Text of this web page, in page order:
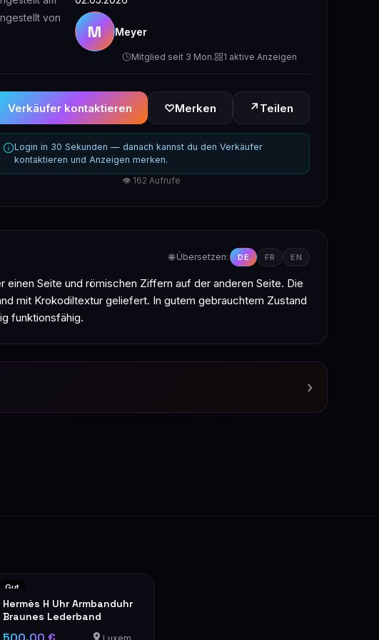
von
M Meyer
Mitglied seit 3 Mon. 1 aktive Anzeigen
Verkäufer kontaktieren ♡Merken ↗ Teilen
Login in 30 Sekunden — danach kannst du den Verkäufer
kontaktieren und Anzeigen merken.
👁 162 Aufrufe
🌐 Übersetzen: DE FR EN
Seite und römischen Ziffern auf der anderen Seite. Die
mit Krokodiltextur geliefert. In gutem gebrauchtem Zustand
funktionsfähig.
›
Gut
Hermès H Uhr Armbanduhr
Braunes Lederband